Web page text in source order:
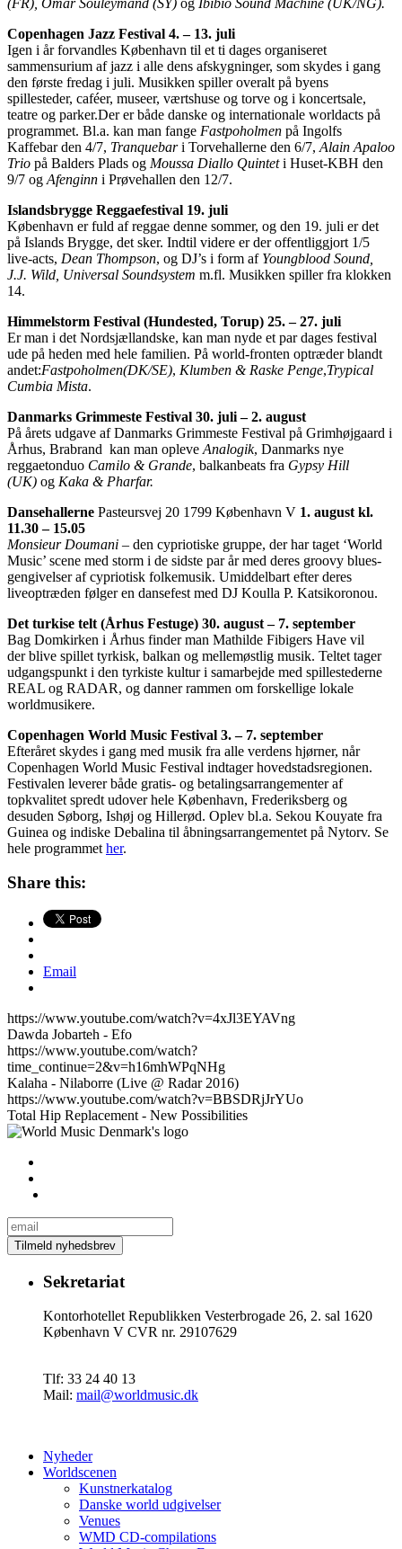
Copenhagen Jazz Festival 4. – 13. juli
Igen i år forvandles København til et ti dages organiseret
sammensurium af jazz i alle dens afskygninger, som skydes i gang
den første fredag i juli. Musikken spiller overalt på byens
spillesteder, caféer, museer, værtshuse og torve og i koncertsale,
teatre og parker.Der er både danske og internationale worldacts på
programmet. Bl.a. kan man fange Fastpoholmen på Ingolfs
Kaffebar den 4/7, Tranquebari Torvehallerne den 6/7, Alain Apaloo
Trio på Balders Plads og Moussa Diallo Quinteti Huset-KBH den
9/7 og Afenginn i Prøvehallen den 12/7.
Islandsbrygge Reggaefestival 19. juli
København er fuld af reggae denne sommer, og den 19. juli er det
på Islands Brygge, det sker. Indtil videre er der offentliggjort 1/5
live-acts, Dean Thompson, og DJ’s i form af Youngblood Sound,
J.J. Wild, Universal Soundsystem m.fl. Musikken spiller fra klokken
14.
Himmelstorm Festival (Hundested, Torup) 25. – 27. juli
Er man i det Nordsjællandske, kan man nyde et par dages festival
ude på heden med hele familien. På world-fronten optræder blandt
andet:Fastpoholmen(DK/SE), Klumben & Raske Penge,Trypical
Cumbia Mista.
Danmarks Grimmeste Festival 30. juli – 2. august
På årets udgave af Danmarks Grimmeste Festival på Grimhøjgaard i
Århus, Brabrand kan man opleve Analogik, Danmarks nye
reggaetonduo Camilo & Grande, balkanbeats fra Gypsy Hill
(UK) og Kaka & Pharfar.
Dansehallerne Pasteursvej 20 1799 København V 1. august kl.
11.30 – 15.05
Monsieur Doumani – den cypriotiske gruppe, der har taget ‘World
Music’ scene med storm i de sidste par år med deres groovy blues-
gengivelser af cypriotisk folkemusik. Umiddelbart efter deres
liveoptræden følger en dansefest med DJ Koulla P. Katsikoronou.
Det turkise telt (Århus Festuge) 30. august – 7. september
Bag Domkirken i Århus finder man Mathilde Fibigers Have vil
der blive spillet tyrkisk, balkan og mellemøstlig musik. Teltet tager
udgangspunkt i den tyrkiste kultur i samarbejde med spillestederne
REAL og RADAR, og danner rammen om forskellige lokale
worldmusikere.
Copenhagen World Music Festival 3. – 7. september
Efteråret skydes i gang med musik fra alle verdens hjørner, når
Copenhagen World Music Festival indtager hovedstadsregionen.
Festivalen leverer både gratis- og betalingsarrangementer af
topkvalitet spredt udover hele København, Frederiksberg og
desuden Søborg, Ishøj og Hillerød. Oplev bl.a. Sekou Kouyate fra
Guinea og indiske Debalina til åbningsarrangementet på Nytorv. Se
hele programmet her.
Share this:
Email
https://www.youtube.com/watch?v=4xJl3EYAVng
Dawda Jobarteh - Efo
https://www.youtube.com/watch?
time_continue=2&v=h16mhWPqNHg
Kalaha - Nilaborre (Live @ Radar 2016)
https://www.youtube.com/watch?v=BBSDRjJrYUo
Total Hip Replacement - New Possibilities
Sekretariat
Kontorhotellet Republikken Vesterbrogade 26, 2. sal 1620
København V CVR nr. 29107629
Tlf: 33 24 40 13
Mail: mail@worldmusic.dk
Nyheder
Worldscenen
Kunstnerkatalog
Danske world udgivelser
Venues
WMD CD-compilations